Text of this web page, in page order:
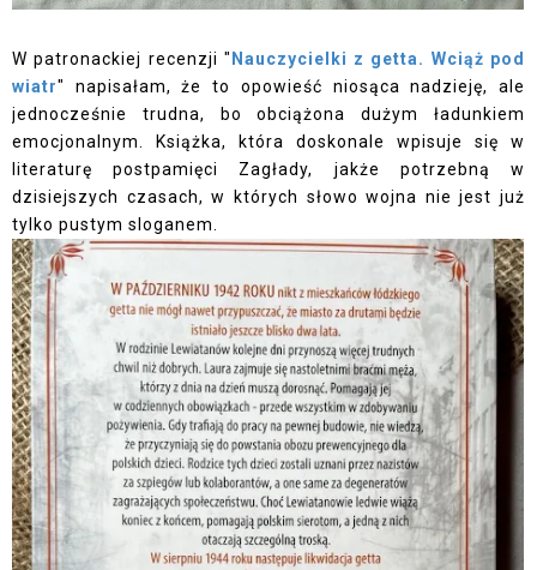
W patronackiej recenzji " Nauczycielki z getta. Wciąż pod
wiatr" napisałam, że to opowieść niosąca nadzieję, ale
jednocześnie trudna, bo obciążona dużym ładunkiem
emocjonalnym. Książka, która doskonale wpisuje się w
literaturę postpamięci Zagłady, jakże potrzebną w
dzisiejszych czasach, w których słowo wojna nie jest już
tylko pustym sloganem.